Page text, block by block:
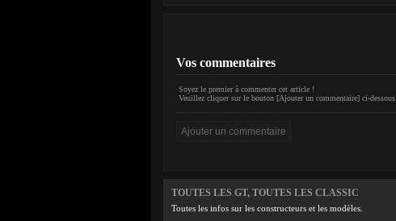
Vos commentaires
Soyez le premier à commenter cet article !
Veuillez cliquer sur le bouton [Ajouter un commentaire] ci-dessous.
TOUTES LES GT, TOUTES LES CLASSIC
Toutes les infos sur les constructeurs et les modèles.